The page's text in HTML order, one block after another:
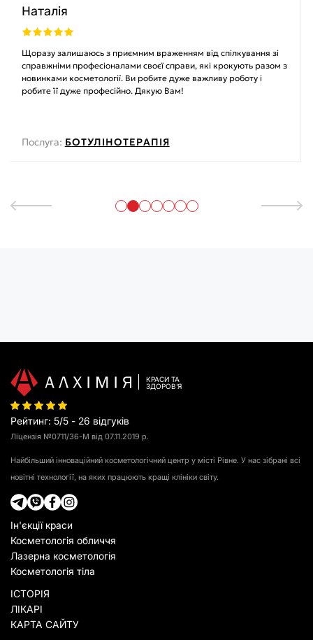
Наталія
Щоразу залишаюсь з приємним враженням від спілкування зі
справжніми професіоналами своєї справи, які крокують разом з
новинками косметології. Ви робите дуже важливу роботу і
робите її дуже професійно. Дякую Вам!
Послуга: БОТУЛІНОТЕРАПІЯ
КРАСИ ТА
ЗДОРОВʼЯ
Рейтинг: 5/5 - 26 відгуків
Ліцензія №0711/36-М від 07.11.2019 р.
Найбільший інноваційний косметологічний центр у місті Рівне. У нас зібрані всі
новітні технології, на яких працюють кращі клініки світу.
Ін'єкції краси
Косметологія обличчя
Лазерна косметологія
Косметологія тіла
ІСТОРІЯ
ЛІКАРІ
КАРТА САЙТУ